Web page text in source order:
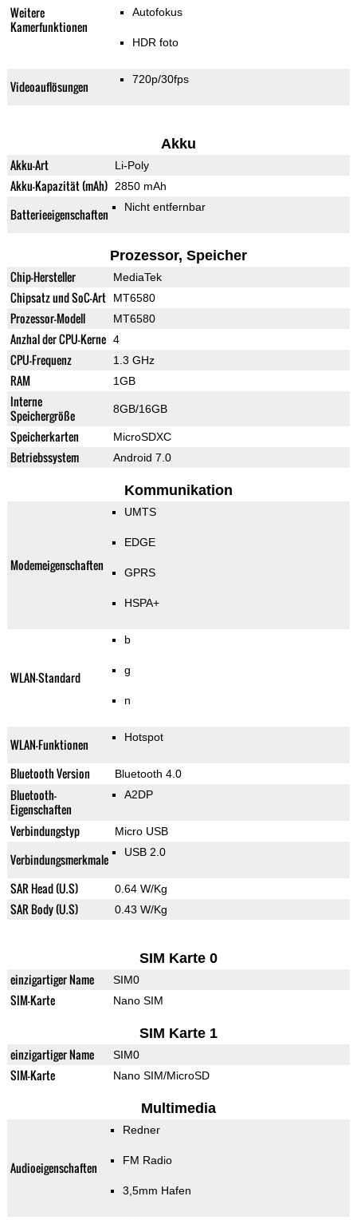
Weitere
Kamerfunktionen
Autofokus
HDR foto
Videoauflösungen 720p/30fps
Akku
Akku-Art Li-Poly
Akku-Kapazität (mAh) 2850 mAh
Batterieeigenschaften Nicht entfernbar
Prozessor, Speicher
Chip-Hersteller MediaTek
Chipsatz und SoC-Art MT6580
Prozessor-Modell MT6580
Anzhal der CPU-Kerne 4
CPU-Frequenz 1.3 GHz
RAM 1GB
Interne
Speichergröße
8GB/16GB
Speicherkarten MicroSDXC
Betriebssystem Android 7.0
Kommunikation
Modemeigenschaften
UMTS
EDGE
GPRS
HSPA+
WLAN-Standard
b
g
n
WLAN-Funktionen Hotspot
Bluetooth Version Bluetooth 4.0
Bluetooth-
Eigenschaften
A2DP
Verbindungstyp Micro USB
Verbindungsmerkmale USB 2.0
SAR Head (U.S) 0.64 W/Kg
SAR Body (U.S) 0.43 W/Kg
SIM Karte 0
einzigartiger Name SIM0
SIM-Karte Nano SIM
SIM Karte 1
einzigartiger Name SIM0
SIM-Karte Nano SIM/MicroSD
Multimedia
Audioeigenschaften
Redner
FM Radio
3,5mm Hafen